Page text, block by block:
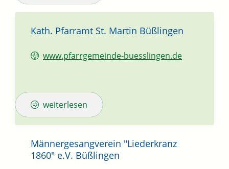
Kath. Pfarramt St. Martin Büßlingen
www.pfarrgemeinde-buesslingen.de
weiterlesen
Männergesangverein "Liederkranz
1860" e.V. Büßlingen